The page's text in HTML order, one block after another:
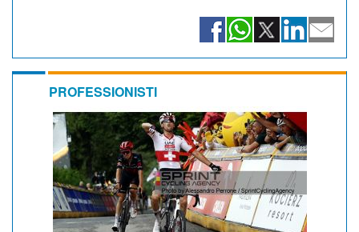
PROFESSIONISTI